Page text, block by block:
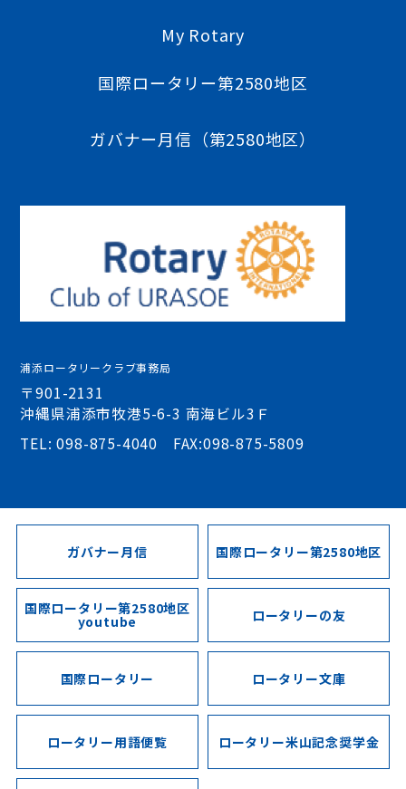
浦添ロータリークラブ事務局
〒901-2131
沖縄県浦添市牧港5-6-3 南海ビル3Ｆ
TEL: 098-875-4040 FAX:098-875-5809
My Rotary
国際ロータリー第2580地区
ガバナー月信（第2580地区）
ガバナー月信 国際ロータリー第2580地区
国際ロータリー第2580地区
youtube ロータリーの友
国際ロータリー ロータリー文庫
ロータリー用語便覧 ロータリー米山記念奨学金